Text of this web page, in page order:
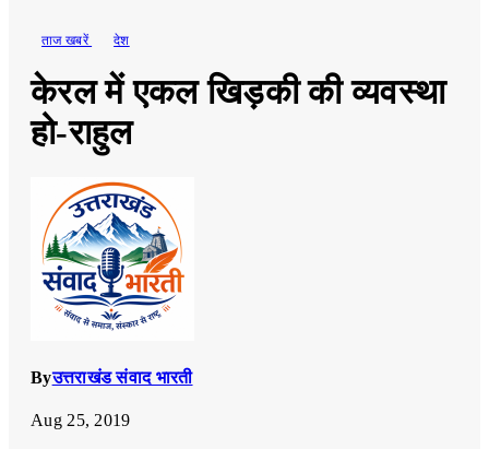
ताज खबरें देश
केरल में एकल खिड़की की व्यवस्था
हो-राहुल
Byउत्तराखंड संवाद भारती
Aug 25, 2019